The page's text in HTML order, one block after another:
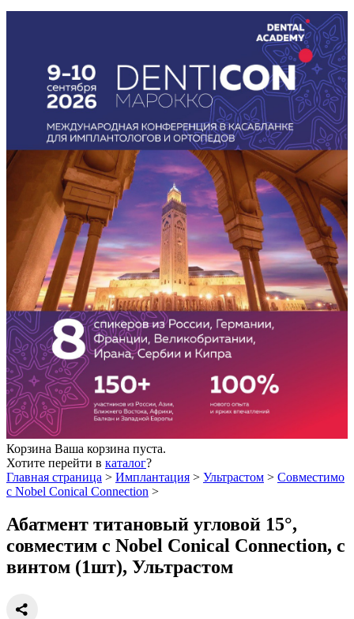
Корзина Ваша корзина пуста.
Хотите перейти в каталог?
Главная страница > Имплантация > Ультрастом > Совместимо
с Nobel Conical Connection >
Абатмент титановый угловой 15°,
совместим с Nobel Conical Connection, с
винтом (1шт), Ультрастом